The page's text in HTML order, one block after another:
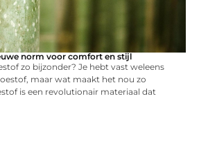
norm voor comfort en stijl
zo bijzonder? Je hebt vast weleens
maar wat maakt het nou zo
is een revolutionair materiaal dat